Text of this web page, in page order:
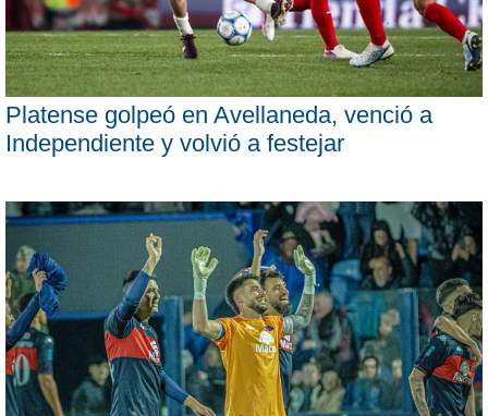
Platense golpeó en Avellaneda, venció a
Independiente y volvió a festejar